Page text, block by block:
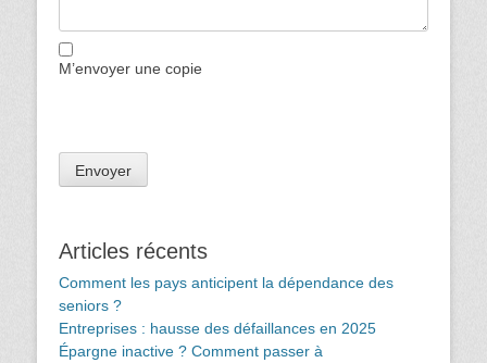
M’envoyer une copie
Articles récents
Comment les pays anticipent la dépendance des
seniors ?
Entreprises : hausse des défaillances en 2025
Épargne inactive ? Comment passer à